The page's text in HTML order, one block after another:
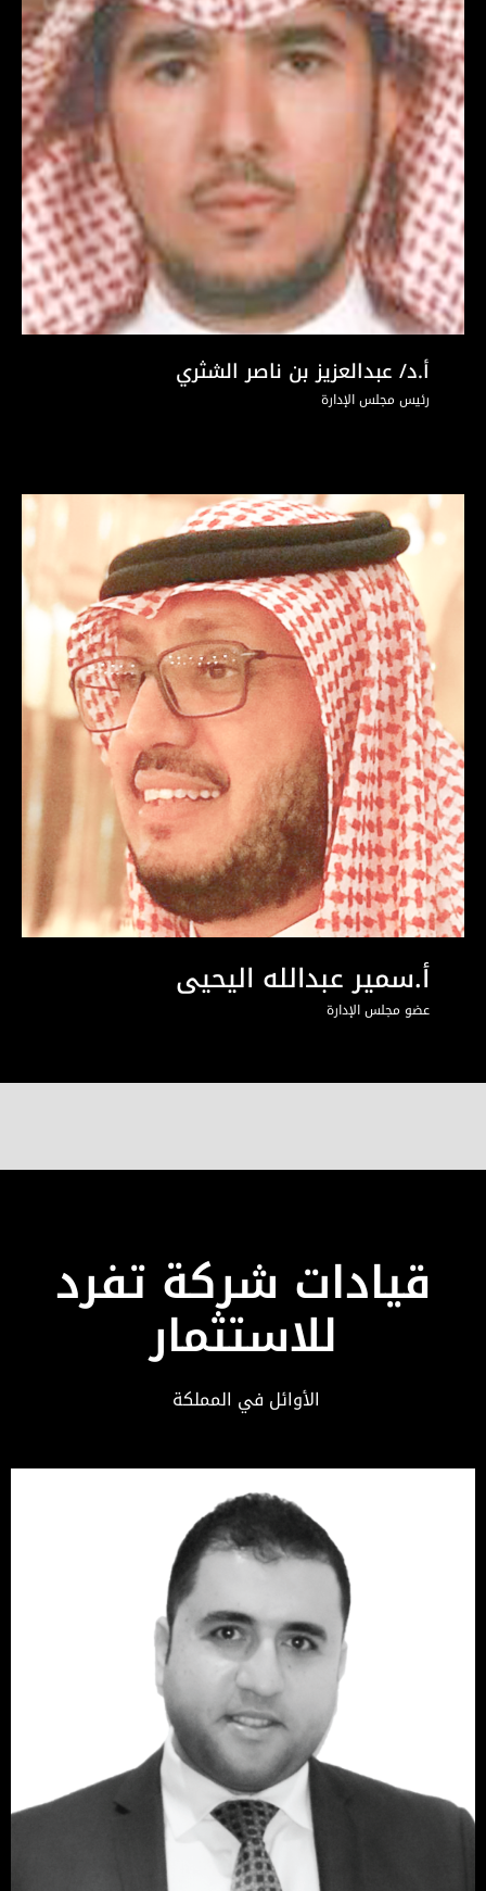
أ.د/ عبدالعزيز بن ناصر الشثري
رئيس مجلس الإدارة
أ.سمير عبدالله اليحيى
عضو مجلس الإدارة
قيادات شركة تفرد
للاستثمار
الأوائل في المملكة